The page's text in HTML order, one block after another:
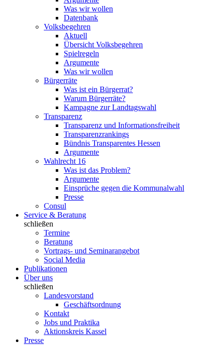
Was wir wollen
Datenbank
Volksbegehren
Aktuell
Übersicht Volksbegehren
Spielregeln
Argumente
Was wir wollen
Bürgerräte
Was ist ein Bürgerrat?
Warum Bürgerräte?
Kampagne zur Landtagswahl
Transparenz
Transparenz und Informationsfreiheit
Transparenzrankings
Bündnis Transparentes Hessen
Argumente
Wahlrecht 16
Was ist das Problem?
Argumente
Einsprüche gegen die Kommunalwahl
Presse
Consul
Service & Beratung
schließen
Termine
Beratung
Vortrags- und Seminarangebot
Social Media
Publikationen
Über uns
schließen
Landesvorstand
Geschäftsordnung
Kontakt
Jobs und Praktika
Aktionskreis Kassel
Presse